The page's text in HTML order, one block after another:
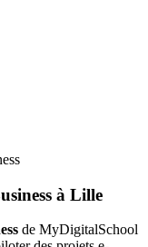
à Lille
de MyDigitalSchool